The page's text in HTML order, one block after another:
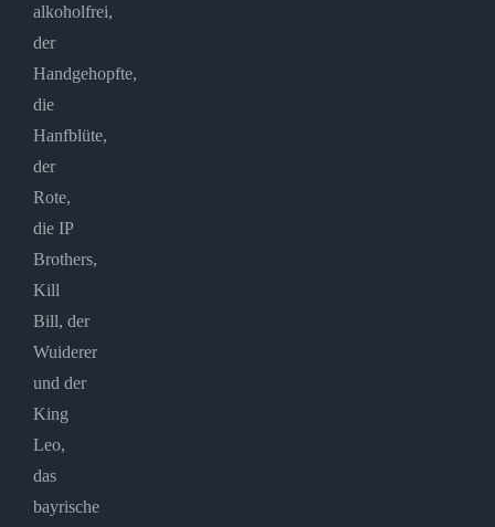
alkoholfrei,
der
Handgehopfte,
die
Hanfblüte,
der
Rote,
die IP
Brothers,
Kill
Bill, der
Wuiderer
und der
King
Leo,
das
bayrische